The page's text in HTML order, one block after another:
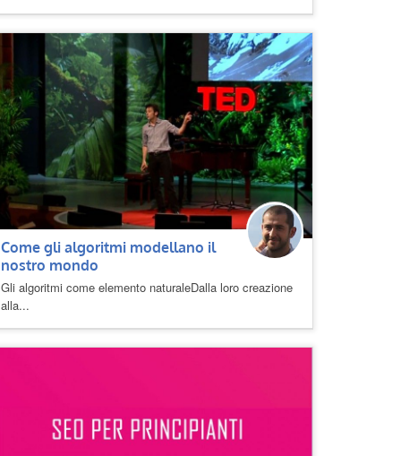
Come gli algoritmi modellano il
nostro mondo
Gli algoritmi come elemento naturaleDalla loro creazione
alla...